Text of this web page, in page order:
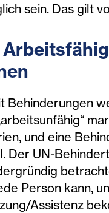
sein. Das gilt
Behinderungen
und eine
Der UN-
Person kann,
Assistenz